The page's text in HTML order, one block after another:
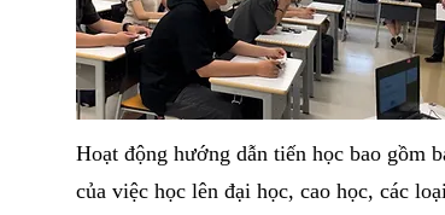
Hoạt động hướng dẫn tiến học bao gồm
của việc học lên đại học, cao học, các